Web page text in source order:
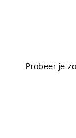
Probeer je